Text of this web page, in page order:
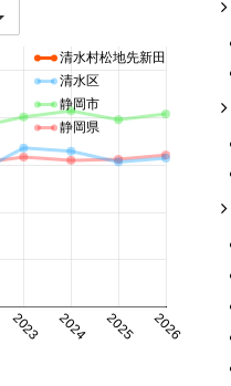
2023 2024 2025 2026
清水村松地先新田
清水区
静岡市
静岡県